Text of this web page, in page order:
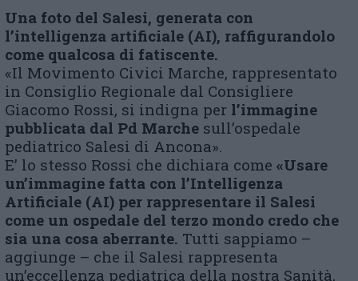
Una foto del Salesi, generata con
l’intelligenza artificiale (AI), raffigurandolo
come qualcosa di fatiscente.
«Il Movimento Civici Marche, rappresentato
in Consiglio Regionale dal Consigliere
Giacomo Rossi, si indigna per l’immagine
pubblicata dal Pd Marche sull’ospedale
pediatrico Salesi di Ancona».
E’ lo stesso Rossi che dichiara come «Usare
un’immagine fatta con l’Intelligenza
Artificiale (AI) per rappresentare il Salesi
come un ospedale del terzo mondo credo che
sia una cosa aberrante. Tutti sappiamo –
aggiunge – che il Salesi rappresenta
un’eccellenza pediatrica della nostra Sanità,